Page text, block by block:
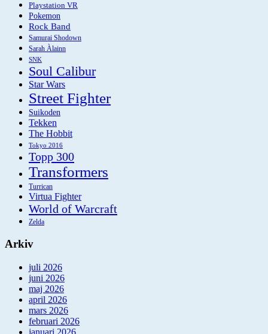
Playstation VR
Pokemon
Rock Band
Samurai Shodown
Sarah Àlainn
SNK
Soul Calibur
Star Wars
Street Fighter
Suikoden
Tekken
The Hobbit
Tokyo 2016
Topp 300
Transformers
Turrican
Virtua Fighter
World of Warcraft
Zelda
Arkiv
juli 2026
juni 2026
maj 2026
april 2026
mars 2026
februari 2026
januari 2026